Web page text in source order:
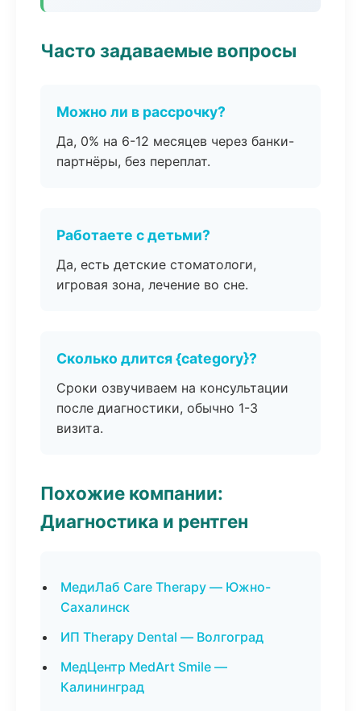
Часто задаваемые вопросы
Можно ли в рассрочку?
Да, 0% на 6-12 месяцев через банки-
партнёры, без переплат.
Работаете с детьми?
Да, есть детские стоматологи,
игровая зона, лечение во сне.
Сколько длится {category}?
Сроки озвучиваем на консультации
после диагностики, обычно 1-3
визита.
Похожие компании:
Диагностика и рентген
МедиЛаб Care Therapy — Южно-
Сахалинск
ИП Therapy Dental — Волгоград
МедЦентр MedArt Smile —
Калининград